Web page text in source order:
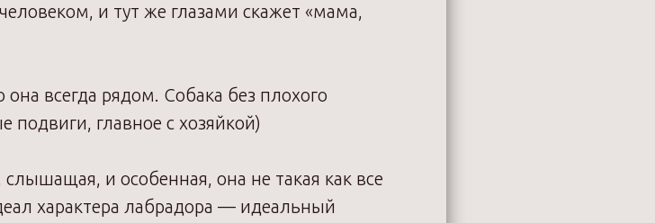
и тут же глазами скажет «мама,
всегда рядом. Собака без плохого
подвиги, главное с хозяйкой)
и особенная, она не такая как все
характера лабрадора — идеальный